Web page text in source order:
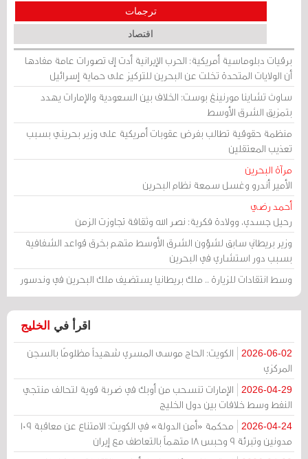
ترجمات
اقتصاد
برقيات دبلوماسية أمريكية: الحرب الإيرانية أدت إلى تصورات عامة مفادها
أن الولايات المتحدة تخلت عن البحرين للتركيز على حماية إسرائيل
ساوث تشاينا مورنينغ بوست: الخلاف بين السعودية والإمارات يهدد
بتمزيق الشرق الأوسط
منظمة حقوقية تطالب بفرض عقوبات أمريكية على وزير بحريني بسبب
تعذيب المعتقلين
مرآة البحرين
الأمير أندرو وغسل سمعة نظام البحرين
أحمد رضي
رحيل جسدي، وولادة فكرية: نصر الله وثقافة تجاوزت الزمن
وزير بريطاني سابق لشؤون الشرق الأوسط متهم بخرق قواعد الشفافية
بسبب دور استشاري في البحرين
وسط انتقادات للزيارة .. ملك بريطانيا يستضيف ملك البحرين في وندسور
اقرأ في الخليج
2026-06-02
الكويت: الحاج موسى المسري شهيداً مظلومًا بالسجن
المركزي
2026-04-29
الإمارات تنسحب من أوبك في ضربة قوية لتحالف منتجي
النفط وسط خلافات بين دول الخليج
2026-04-24
محكمة «أمن الدولة» في الكويت: الامتناع عن معاقبة 109
مدونين وتبرئة 9 وحبس 18 متهماً بالتعاطف مع إيران